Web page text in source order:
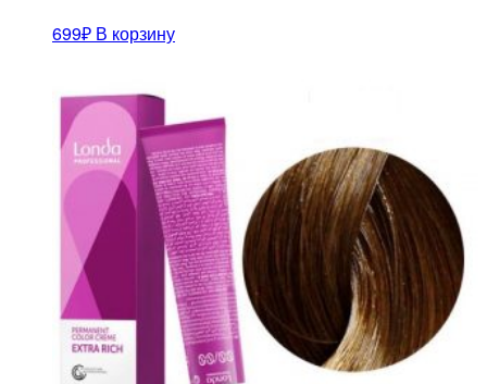
699₽ В корзину